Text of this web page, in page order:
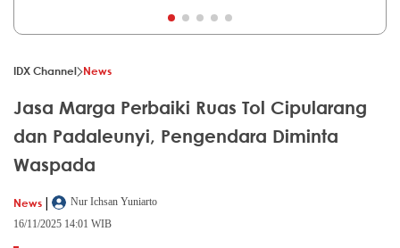
IDX Channel News
Jasa Marga Perbaiki Ruas Tol Cipularang
dan Padaleunyi, Pengendara Diminta
Waspada
News |
Nur Ichsan Yuniarto
16/11/2025 14:01 WIB